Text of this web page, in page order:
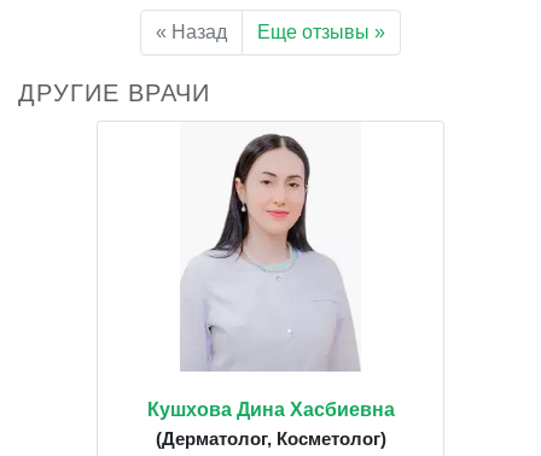
« Назад Еще отзывы »
ДРУГИЕ ВРАЧИ
Кушхова Дина Хасбиевна
(Дерматолог, Косметолог)